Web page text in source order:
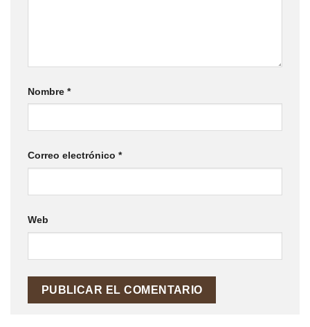
Nombre *
Correo electrónico *
Web